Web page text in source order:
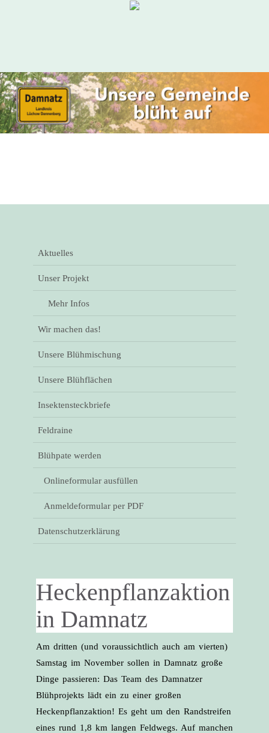
Aktuelles
Unser Projekt
Mehr Infos
Wir machen das!
Unsere Blühmischung
Unsere Blühflächen
Insektensteckbriefe
Feldraine
Blühpate werden
Onlineformular ausfüllen
Anmeldeformular per PDF
Datenschutzerklärung
Heckenpflanzaktion
in Damnatz
Am dritten (und voraussichtlich auch am vierten)
Samstag im November sollen in Damnatz große
Dinge passieren: Das Team des Damnatzer
Blühprojekts lädt ein zu einer großen
Heckenpflanzaktion! Es geht um den Rand­streifen
eines rund 1,8 km langen Feldwegs. Auf manchen